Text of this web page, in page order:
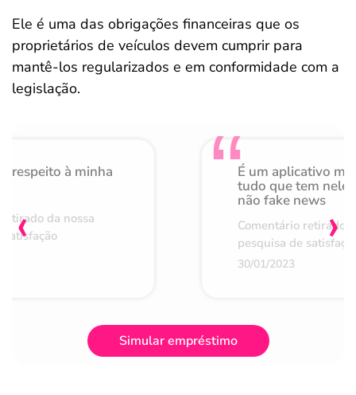
Ele é uma das obrigações financeiras que os
proprietários de veículos devem cumprir para
mantê-los regularizados e em conformidade com a
legislação.
respeito à minha
da nossa
É um aplicativo
tudo que tem nele
não fake news
Comentário retirado
pesquisa de
30/01/2023
‹ ›
Simular empréstimo